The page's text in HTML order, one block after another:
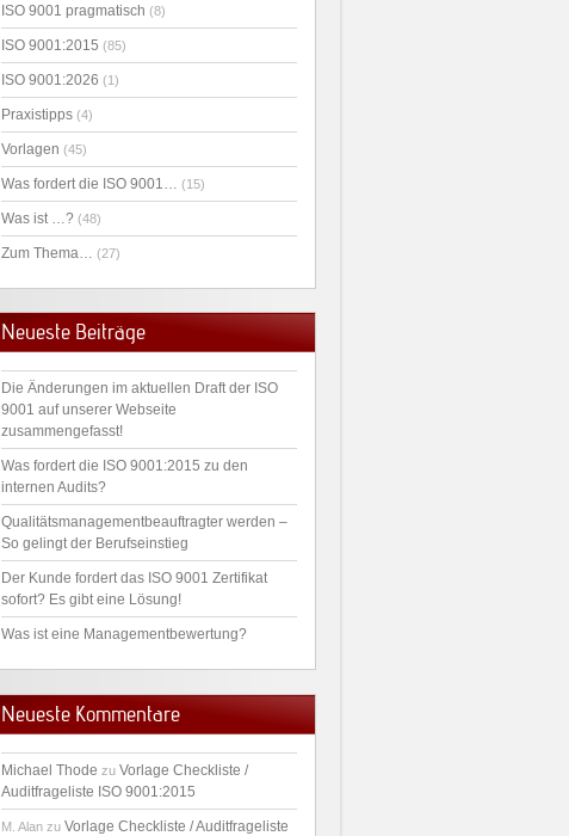
ISO 9001 pragmatisch (8)
ISO 9001:2015 (85)
ISO 9001:2026 (1)
Praxistipps (4)
Vorlagen (45)
Was fordert die ISO 9001… (15)
Was ist …? (48)
Zum Thema… (27)
Neueste Beiträge
Die Änderungen im aktuellen Draft der ISO
9001 auf unserer Webseite
zusammengefasst!
Was fordert die ISO 9001:2015 zu den
internen Audits?
Qualitätsmanagementbeauftragter werden –
So gelingt der Berufseinstieg
Der Kunde fordert das ISO 9001 Zertifikat
sofort? Es gibt eine Lösung!
Was ist eine Managementbewertung?
Neueste Kommentare
Michael Thode zu Vorlage Checkliste /
Auditfrageliste ISO 9001:2015
M. Alan zu Vorlage Checkliste / Auditfrageliste